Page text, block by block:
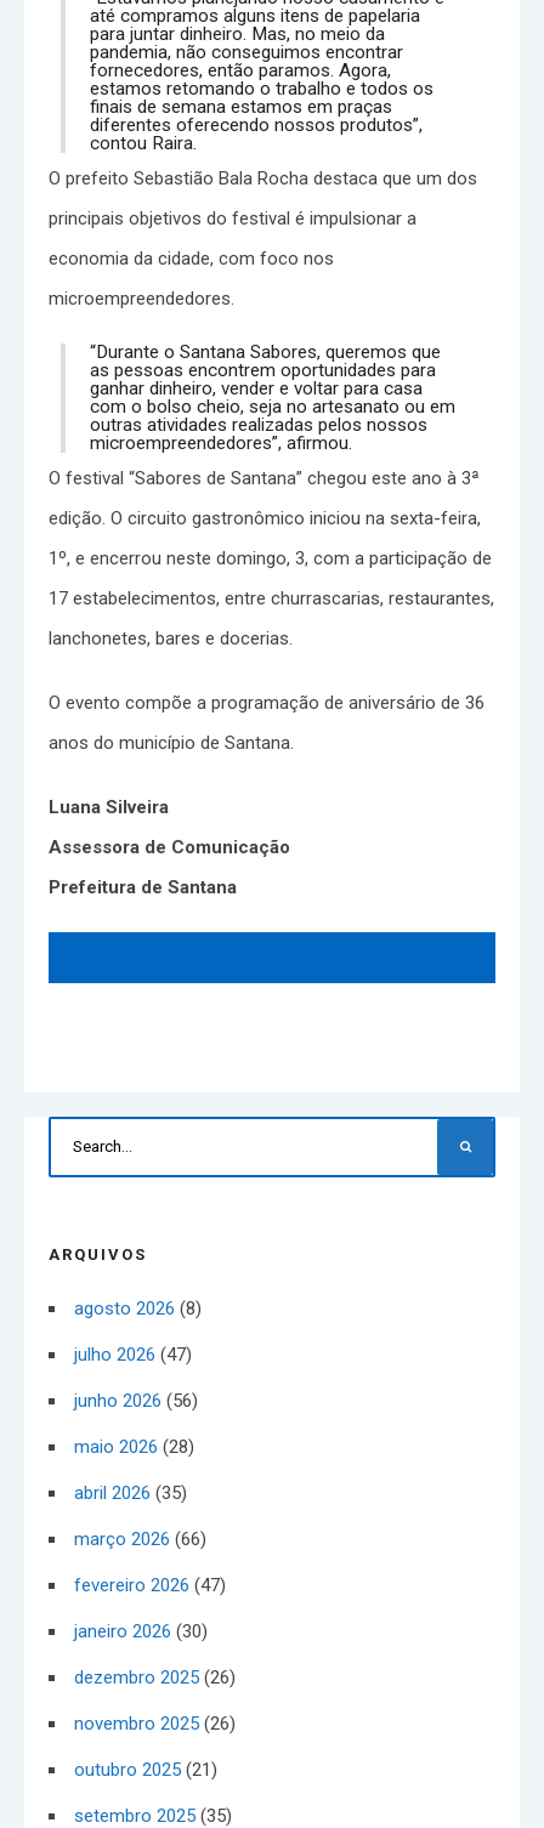
até compramos alguns itens de papelaria
para juntar dinheiro. Mas, no meio da
pandemia, não conseguimos encontrar
fornecedores, então paramos. Agora,
estamos retomando o trabalho e todos os
finais de semana estamos em praças
diferentes oferecendo nossos produtos”,
contou Raira.
O prefeito Sebastião Bala Rocha destaca que um dos
principais objetivos do festival é impulsionar a
economia da cidade, com foco nos
microempreendedores.
“Durante o Santana Sabores, queremos que
as pessoas encontrem oportunidades para
ganhar dinheiro, vender e voltar para casa
com o bolso cheio, seja no artesanato ou em
outras atividades realizadas pelos nossos
microempreendedores”, afirmou.
O festival “Sabores de Santana” chegou este ano à 3ª
edição. O circuito gastronômico iniciou na sexta-feira,
1º, e encerrou neste domingo, 3, com a participação de
17 estabelecimentos, entre churrascarias, restaurantes,
lanchonetes, bares e docerias.
O evento compõe a programação de aniversário de 36
anos do município de Santana.
Luana Silveira
Assessora de Comunicação
Prefeitura de Santana
ARQUIVOS
agosto 2026 (8)
julho 2026 (47)
junho 2026 (56)
maio 2026 (28)
abril 2026 (35)
março 2026 (66)
fevereiro 2026 (47)
janeiro 2026 (30)
dezembro 2025 (26)
novembro 2025 (26)
outubro 2025 (21)
setembro 2025 (35)